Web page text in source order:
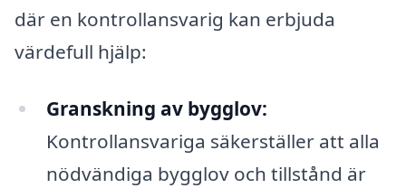
där en kontrollansvarig kan erbjuda
värdefull hjälp:
Granskning av bygglov:
Kontrollansvariga säkerställer att alla
nödvändiga bygglov och tillstånd är